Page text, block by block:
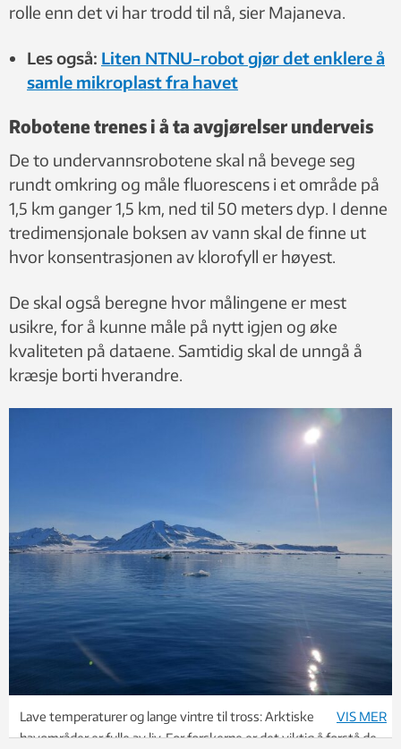
rolle enn det vi har trodd til nå, sier Majaneva.
Les også: Liten NTNU-robot gjør det enklere å
samle mikroplast fra havet
Robotene trenes i å ta avgjørelser underveis
De to undervannsrobotene skal nå bevege seg
rundt omkring og måle fluorescens i et område på
1,5 km ganger 1,5 km, ned til 50 meters dyp. I denne
tredimensjonale boksen av vann skal de finne ut
hvor konsentrasjonen av klorofyll er høyest.
De skal også beregne hvor målingene er mest
usikre, for å kunne måle på nytt igjen og øke
kvaliteten på dataene. Samtidig skal de unngå å
kræsje borti hverandre.
Lave temperaturer og lange vintre til tross: Arktiske
havområder er fulle av liv. For forskerne er det viktig å forstå de
VIS MER